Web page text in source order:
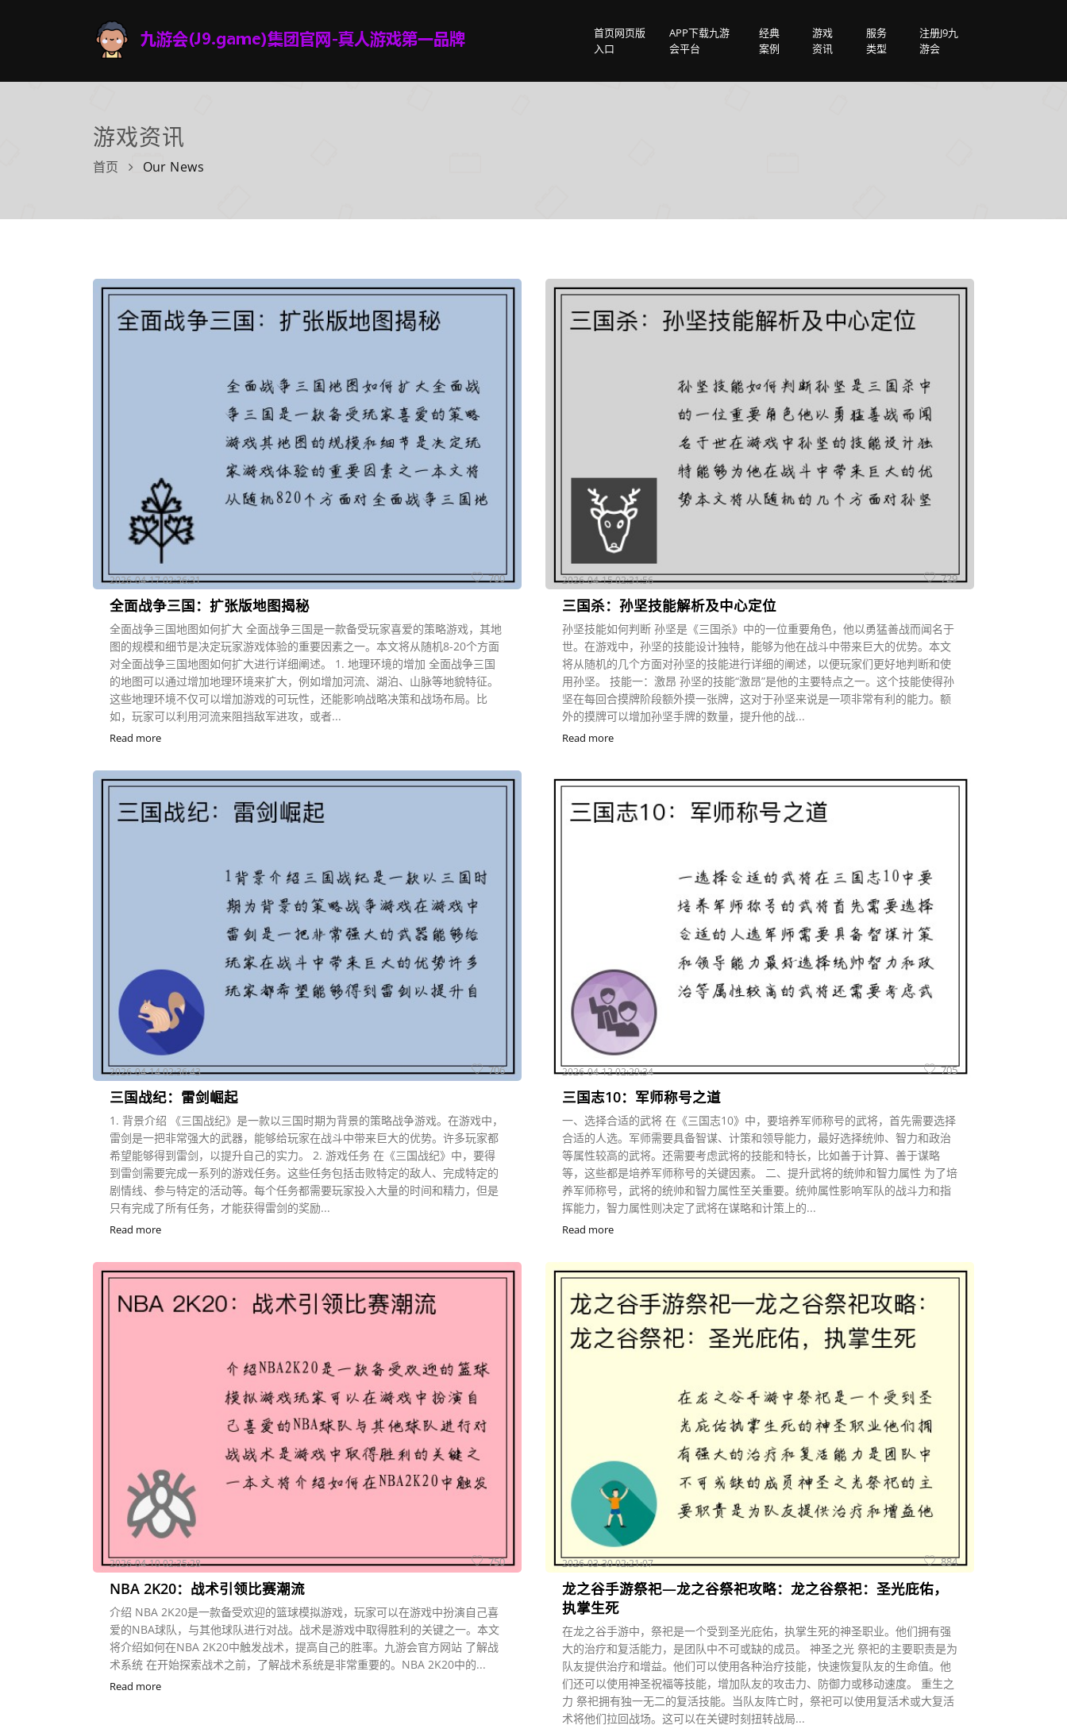
首页网页版
入口
APP下载九游
会平台
经典
案例
游戏
资讯
服务
类型
注册J9九
游会
游戏资讯
首页 Our News
2026-04-17 02:36:31 700
全面战争三国：扩张版地图揭秘
全面战争三国地图如何扩大 全面战争三国是一款备受玩家喜爱的策略游戏，其地
图的规模和细节是决定玩家游戏体验的重要因素之一。本文将从随机8-20个方面
对全面战争三国地图如何扩大进行详细阐述。 1. 地理环境的增加 全面战争三国
的地图可以通过增加地理环境来扩大，例如增加河流、湖泊、山脉等地貌特征。
这些地理环境不仅可以增加游戏的可玩性，还能影响战略决策和战场布局。比
如，玩家可以利用河流来阻挡敌军进攻，或者...
Read more
2026-04-15 02:31:56 729
三国杀：孙坚技能解析及中心定位
孙坚技能如何判断 孙坚是《三国杀》中的一位重要角色，他以勇猛善战而闻名于
世。在游戏中，孙坚的技能设计独特，能够为他在战斗中带来巨大的优势。本文
将从随机的几个方面对孙坚的技能进行详细的阐述，以便玩家们更好地判断和使
用孙坚。 技能一：激昂 孙坚的技能“激昂”是他的主要特点之一。这个技能使得孙
坚在每回合摸牌阶段额外摸一张牌，这对于孙坚来说是一项非常有利的能力。额
外的摸牌可以增加孙坚手牌的数量，提升他的战...
Read more
2026-04-14 02:36:43 706
三国战纪：雷剑崛起
1. 背景介绍 《三国战纪》是一款以三国时期为背景的策略战争游戏。在游戏中，
雷剑是一把非常强大的武器，能够给玩家在战斗中带来巨大的优势。许多玩家都
希望能够得到雷剑，以提升自己的实力。 2. 游戏任务 在《三国战纪》中，要得
到雷剑需要完成一系列的游戏任务。这些任务包括击败特定的敌人、完成特定的
剧情线、参与特定的活动等。每个任务都需要玩家投入大量的时间和精力，但是
只有完成了所有任务，才能获得雷剑的奖励...
Read more
2026-04-12 02:29:34 705
三国志10：军师称号之道
一、选择合适的武将 在《三国志10》中，要培养军师称号的武将，首先需要选择
合适的人选。军师需要具备智谋、计策和领导能力，最好选择统帅、智力和政治
等属性较高的武将。还需要考虑武将的技能和特长，比如善于计算、善于谋略
等，这些都是培养军师称号的关键因素。 二、提升武将的统帅和智力属性 为了培
养军师称号，武将的统帅和智力属性至关重要。统帅属性影响军队的战斗力和指
挥能力，智力属性则决定了武将在谋略和计策上的...
Read more
2026-04-10 02:35:28 750
NBA 2K20：战术引领比赛潮流
介绍 NBA 2K20是一款备受欢迎的篮球模拟游戏，玩家可以在游戏中扮演自己喜
爱的NBA球队，与其他球队进行对战。战术是游戏中取得胜利的关键之一。本文
将介绍如何在NBA 2K20中触发战术，提高自己的胜率。九游会官方网站 了解战
术系统 在开始探索战术之前，了解战术系统是非常重要的。NBA 2K20中的...
Read more
2026-03-30 02:21:07 884
龙之谷手游祭祀—龙之谷祭祀攻略：龙之谷祭祀：圣光庇佑，
执掌生死
在龙之谷手游中，祭祀是一个受到圣光庇佑，执掌生死的神圣职业。他们拥有强
大的治疗和复活能力，是团队中不可或缺的成员。 神圣之光 祭祀的主要职责是为
队友提供治疗和增益。他们可以使用各种治疗技能，快速恢复队友的生命值。他
们还可以使用神圣祝福等技能，增加队友的攻击力、防御力或移动速度。 重生之
力 祭祀拥有独一无二的复活技能。当队友阵亡时，祭祀可以使用复活术或大复活
术将他们拉回战场。这可以在关键时刻扭转战局...